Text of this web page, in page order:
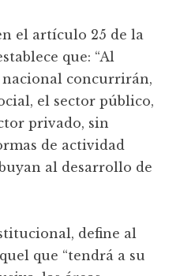
el artículo 25 de la
que: “Al
concurrirán,
el sector público,
privado, sin
de actividad
al desarrollo de
define al
que “tendrá a su